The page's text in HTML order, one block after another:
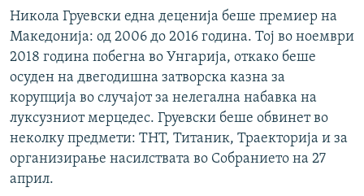
Никола Груевски една деценија беше премиер на
Македонија: од 2006 до 2016 година. Тој во ноември
2018 година побегна во Унгарија, откако беше
осуден на двегодишна затворска казна за
корупција во случајот за нелегална набавка на
луксузниот мерцедес. Груевски беше обвинет во
неколку предмети: ТНТ, Титаник, Траекторија и за
организирање насилствата во Собранието на 27
април.